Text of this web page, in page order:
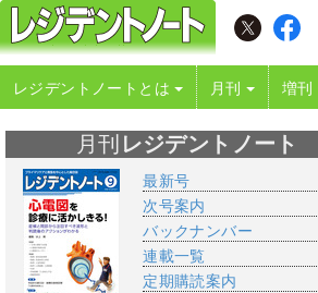
レジデントノートとは 月刊 増刊
月刊 レジデントノート
最新号
次号案内
バックナンバー
連載一覧
定期購読案内